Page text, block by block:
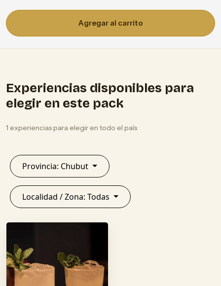
Agregar al carrito
Experiencias disponibles para
elegir en este pack
1 experiencias para elegir en todo el país
Provincia: Chubut
Localidad / Zona: Todas